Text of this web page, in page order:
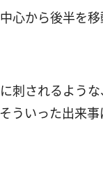
心から後半を移
刺されるよう
ういった出来